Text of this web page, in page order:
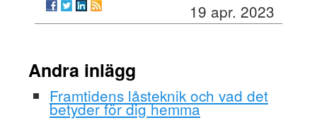
19 apr. 2023
Andra inlägg
Framtidens låsteknik och vad det
betyder för dig hemma